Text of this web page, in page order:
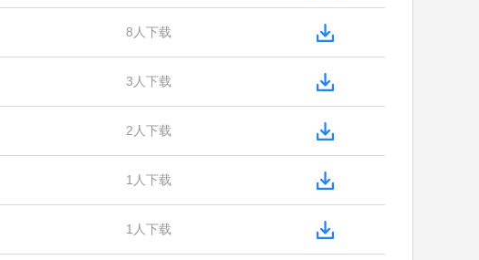
8人下载
3人下载
2人下载
1人下载
1人下载